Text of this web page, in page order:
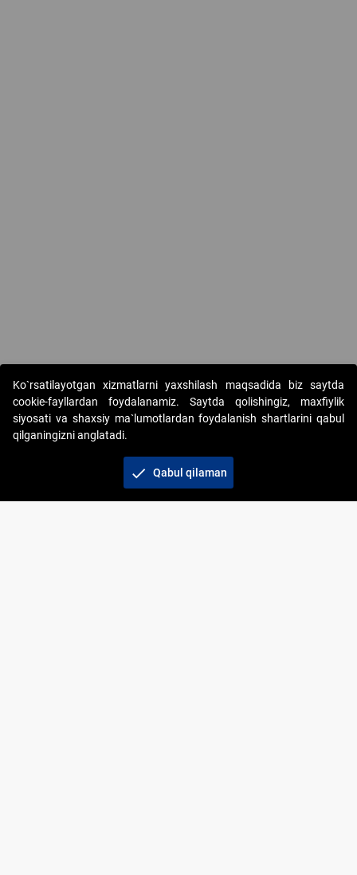
Copyright © 2017-2026. "Elektron onlayn-auksionlarni
tashkil etish" AJ. Barcha huquqlar himoyalangan
Ko`rsatilayotgan xizmatlarni yaxshilash maqsadida biz saytda
cookie-fayllardan foydalanamiz. Saytda qolishingiz, maxfiylik
siyosati va shaxsiy ma`lumotlardan foydalanish shartlarini qabul
qilganingizni anglatadi.
check Qabul qilaman